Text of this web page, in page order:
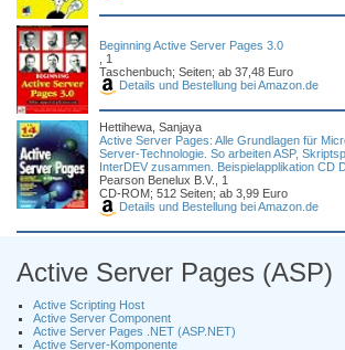
Beginning Active Server Pages 3.0
, 1
Taschenbuch; Seiten; ab 37,48 Euro
Details und Bestellung bei Amazon.de
Hettihewa, Sanjaya
Active Server Pages: Alle Grundlagen für
Server-Technologie. So arbeiten ASP,
InterDEV zusammen. Beispielapplikation CD
Pearson Benelux B.V., 1
CD-ROM; 512 Seiten; ab 3,99 Euro
Details und Bestellung bei Amazon.de
Active Server Pages (ASP)
Active Scripting Host
Active Server Component
Active Server Pages .NET (ASP.NET)
Active Server-Komponente